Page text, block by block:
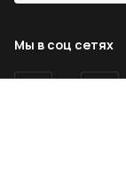
Мы в соц сетях